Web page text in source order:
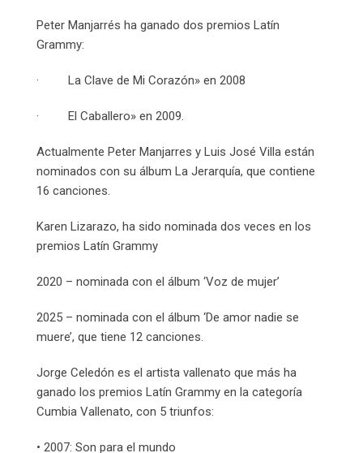
Peter Manjarrés ha ganado dos premios Latín
Grammy:
· La Clave de Mi Corazón» en 2008
· El Caballero» en 2009.
Actualmente Peter Manjarres y Luis José Villa están
nominados con su álbum La Jerarquía, que contiene
16 canciones.
Karen Lizarazo, ha sido nominada dos veces en los
premios Latín Grammy
2020 – nominada con el álbum ‘Voz de mujer’
2025 – nominada con el álbum ‘De amor nadie se
muere’, que tiene 12 canciones.
Jorge Celedón es el artista vallenato que más ha
ganado los premios Latín Grammy en la categoría
Cumbia Vallenato, con 5 triunfos:
• 2007: Son para el mundo